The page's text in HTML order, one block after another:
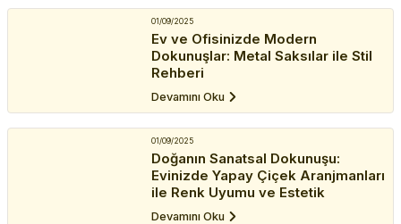
01/09/2025
Ev ve Ofisinizde Modern
Dokunuşlar: Metal Saksılar ile Stil
Rehberi
Devamını Oku
01/09/2025
Doğanın Sanatsal Dokunuşu:
Evinizde Yapay Çiçek Aranjmanları
ile Renk Uyumu ve Estetik
Devamını Oku